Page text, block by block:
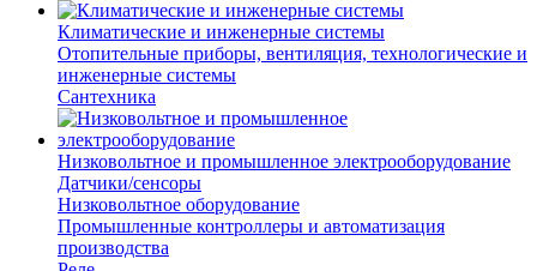
Климатические и инженерные системы
Отопительные приборы, вентиляция, технологические и
инженерные системы
Сантехника
Низковольтное и промышленное электрооборудование
Датчики/сенсоры
Низковольтное оборудование
Промышленные контроллеры и автоматизация
производства